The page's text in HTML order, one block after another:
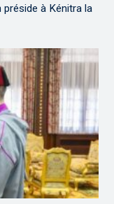
préside à Kénitra la